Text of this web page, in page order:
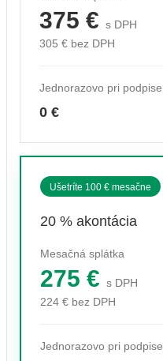
375 € s DPH
305 € bez DPH
Jednorazovo pri podpise
0 €
Ušetríte 100 € mesačne
20 % akontácia
Mesačná splátka
275 € s DPH
224 € bez DPH
Jednorazovo pri podpise